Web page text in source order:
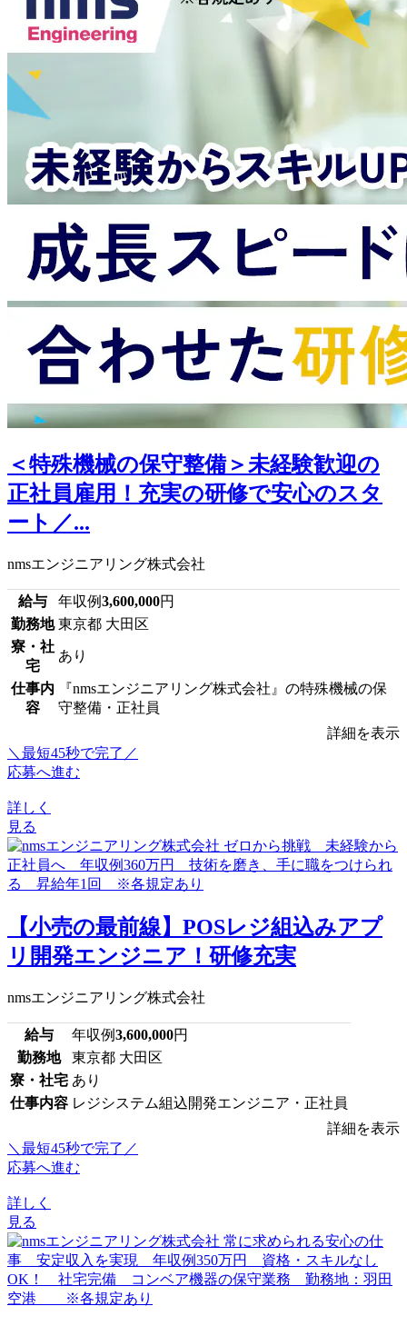
＜特殊機械の保守整備＞未経験歓迎の
正社員雇用！充実の研修で安心のスタ
ート／...
nmsエンジニアリング株式会社
給与 年収例3,600,000円
勤務地 東京都 大田区
寮・社
宅
あり
仕事内
容
『nmsエンジニアリング株式会社』の特殊機械の保
守整備・正社員
詳細を表示
＼最短45秒で完了／
応募へ進む
詳しく
見る
【小売の最前線】POSレジ組込みアプ
リ開発エンジニア！研修充実
nmsエンジニアリング株式会社
給与 年収例3,600,000円
勤務地
東京都 大田区
寮・社宅 あり
仕事内容 レジシステム組込開発エンジニア・正社員
詳細を表示
＼最短45秒で完了／
応募へ進む
詳しく
見る